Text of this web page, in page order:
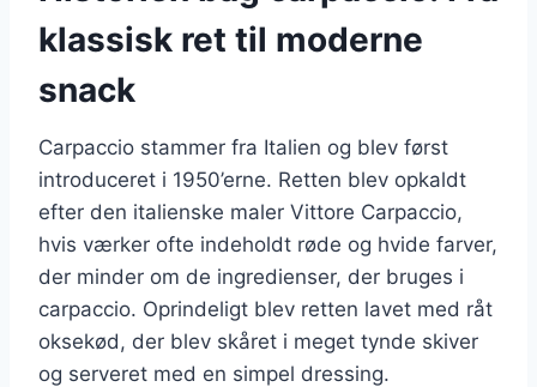
klassisk ret til moderne
snack
Carpaccio stammer fra Italien og blev først
introduceret i 1950’erne. Retten blev opkaldt
efter den italienske maler Vittore Carpaccio,
hvis værker ofte indeholdt røde og hvide farver,
der minder om de ingredienser, der bruges i
carpaccio. Oprindeligt blev retten lavet med råt
oksekød, der blev skåret i meget tynde skiver
og serveret med en simpel dressing.